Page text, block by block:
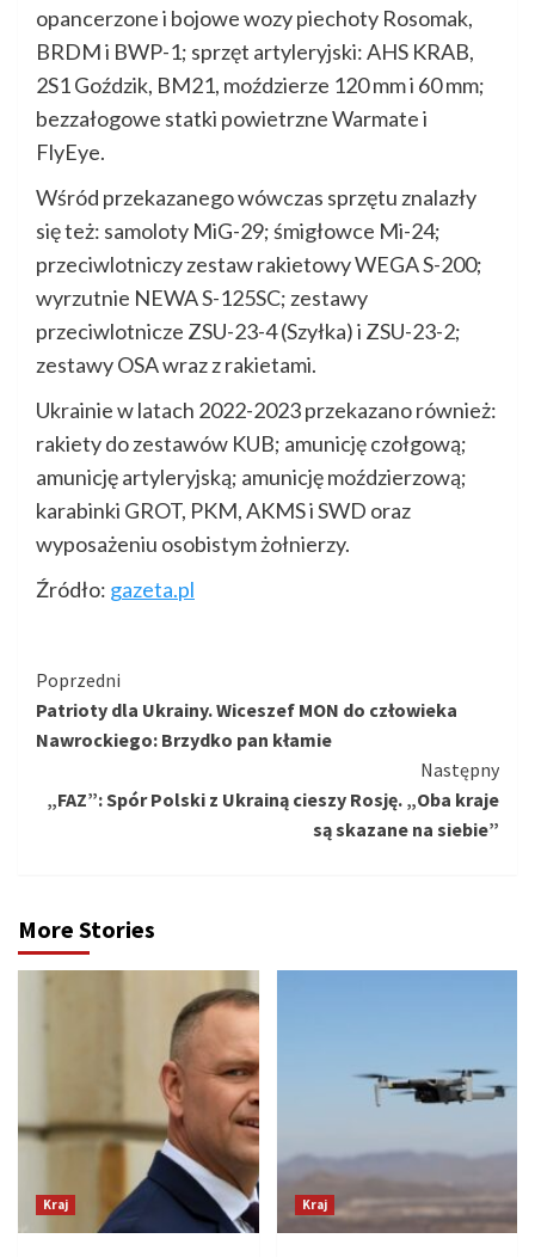
opancerzone i bojowe wozy piechoty Rosomak,
BRDM i BWP-1; sprzęt artyleryjski: AHS KRAB,
2S1 Goździk, BM21, moździerze 120 mm i 60 mm;
bezzałogowe statki powietrzne Warmate i
FlyEye.
Wśród przekazanego wówczas sprzętu znalazły
się też: samoloty MiG-29; śmigłowce Mi-24;
przeciwlotniczy zestaw rakietowy WEGA S-200;
wyrzutnie NEWA S-125SC; zestawy
przeciwlotnicze ZSU-23-4 (Szyłka) i ZSU-23-2;
zestawy OSA wraz z rakietami.
Ukrainie w latach 2022-2023 przekazano również:
rakiety do zestawów KUB; amunicję czołgową;
amunicję artyleryjską; amunicję moździerzową;
karabinki GROT, PKM, AKMS i SWD oraz
wyposażeniu osobistym żołnierzy.
Źródło: gazeta.pl
Kontynuuj
czytanie
Poprzedni
Patrioty dla Ukrainy. Wiceszef MON do człowieka
Nawrockiego: Brzydko pan kłamie
Następny
„FAZ”: Spór Polski z Ukrainą cieszy Rosję. „Oba kraje
są skazane na siebie”
More Stories
Kraj Kraj